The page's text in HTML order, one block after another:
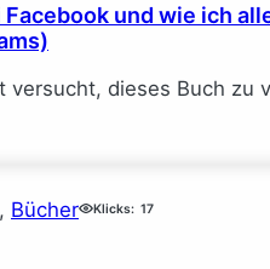
und wie ich
versucht, dieses Buch zu
, Bücher Klicks: 17